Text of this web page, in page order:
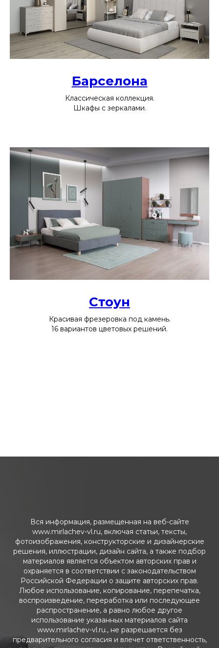
Барселона
Классическая коллекция.
Шкафы с зеркалами.
Стоун
Красивая фрезеровка под камень.
16 вариантов цветовых решений.
Вся информация, размещенная на веб-сайте
www.mirlachev-vl.ru, включая статьи, тексты,
фотоизображения, конструкторские и дизайнерские
решения, иллюстрации, дизайн сайта, а также подбор
материалов является объектом авторских прав и
охраняется в соответствии с законодательством
Российской Федерации о защите авторских прав.
Любое использование, копирование, перепечатка,
воспроизведение, переработка или последующее
распространение, а равно любое другое
использование указанных материалов сайта
www.mirlachev-vl.ru., не разрешается без
предварительного согласия и влечет ответственность,